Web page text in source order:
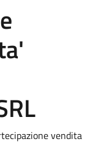
vendita